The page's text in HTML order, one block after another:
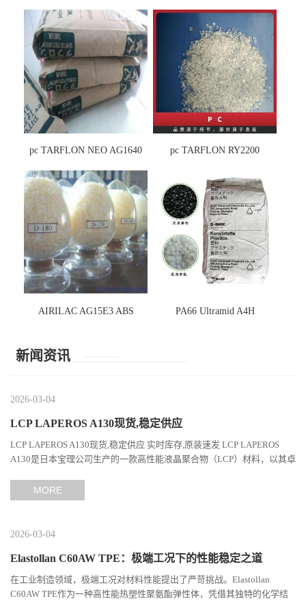
pc TARFLON NEO AG1640 pc TARFLON RY2200
AIRILAC AG15E3 ABS PA66 Ultramid A4H
新闻资讯
2026-03-04
LCP LAPEROS A130现货,稳定供应
LCP LAPEROS A130现货,稳定供应 实时库存,原装速发 LCP LAPEROS
A130是日本宝理公司生产的一款高性能液晶聚合物（LCP）材料，以其卓
MORE
2026-03-04
Elastollan C60AW TPE：极端工况下的性能稳定之道
在工业制造领域，极端工况对材料性能提出了严苛挑战。Elastollan
C60AW TPE作为一种高性能热塑性聚氨酯弹性体，凭借其独特的化学结